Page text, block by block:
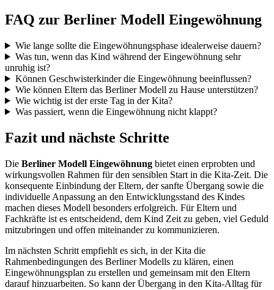
FAQ zur Berliner Modell Eingewöhnung
Wie lange sollte die Eingewöhnungsphase idealerweise dauern?
Was tun, wenn das Kind während der Eingewöhnung sehr
unruhig ist?
Können Geschwisterkinder die Eingewöhnung beeinflussen?
Wie können Eltern das Berliner Modell zu Hause unterstützen?
Wie wichtig ist der erste Tag in der Kita?
Was passiert, wenn die Eingewöhnung nicht klappt?
Fazit und nächste Schritte
Die Berliner Modell Eingewöhnung bietet einen erprobten und
wirkungsvollen Rahmen für den sensiblen Start in die Kita-Zeit. Die
konsequente Einbindung der Eltern, der sanfte Übergang sowie die
individuelle Anpassung an den Entwicklungsstand des Kindes
machen dieses Modell besonders erfolgreich. Für Eltern und
Fachkräfte ist es entscheidend, dem Kind Zeit zu geben, viel Geduld
mitzubringen und offen miteinander zu kommunizieren.
Im nächsten Schritt empfiehlt es sich, in der Kita die
Rahmenbedingungen des Berliner Modells zu klären, einen
Eingewöhnungsplan zu erstellen und gemeinsam mit den Eltern
darauf hinzuarbeiten. So kann der Übergang in den Kita-Alltag für